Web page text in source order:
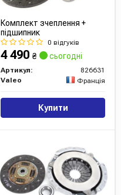
Комплект зчеплення +
підшипник
0 відгуків
4 490 ₴ сьогодні
Артикул:
826631
Valeo
Франція
Купити